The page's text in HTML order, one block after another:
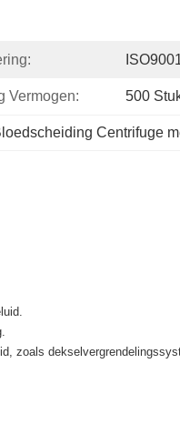
Vermogen: 500
Centrifuge
zoals